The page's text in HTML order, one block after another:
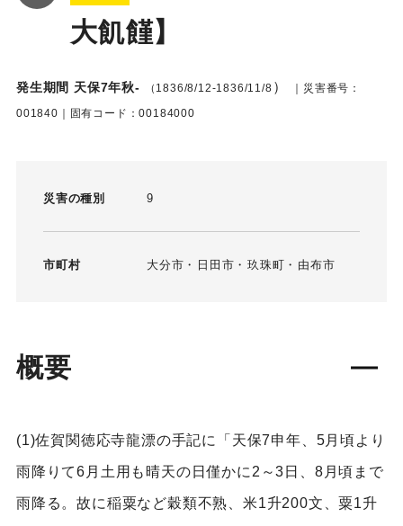
大飢饉】
発生期間 天保7年秋- （1836/8/12-1836/11/8 ）
｜災害番号：
001840｜固有コード：00184000
災害の種別 9
市町村 大分市 日田市 玖珠町 由布市
概要
(1)佐賀関徳応寺龍漂の手記に「天保7申年、5月頃より
雨降りて6月土用も晴天の日僅かに2～3日、8月頃まで
雨降る。故に稲粟など穀類不熟、米1升200文、粟1升